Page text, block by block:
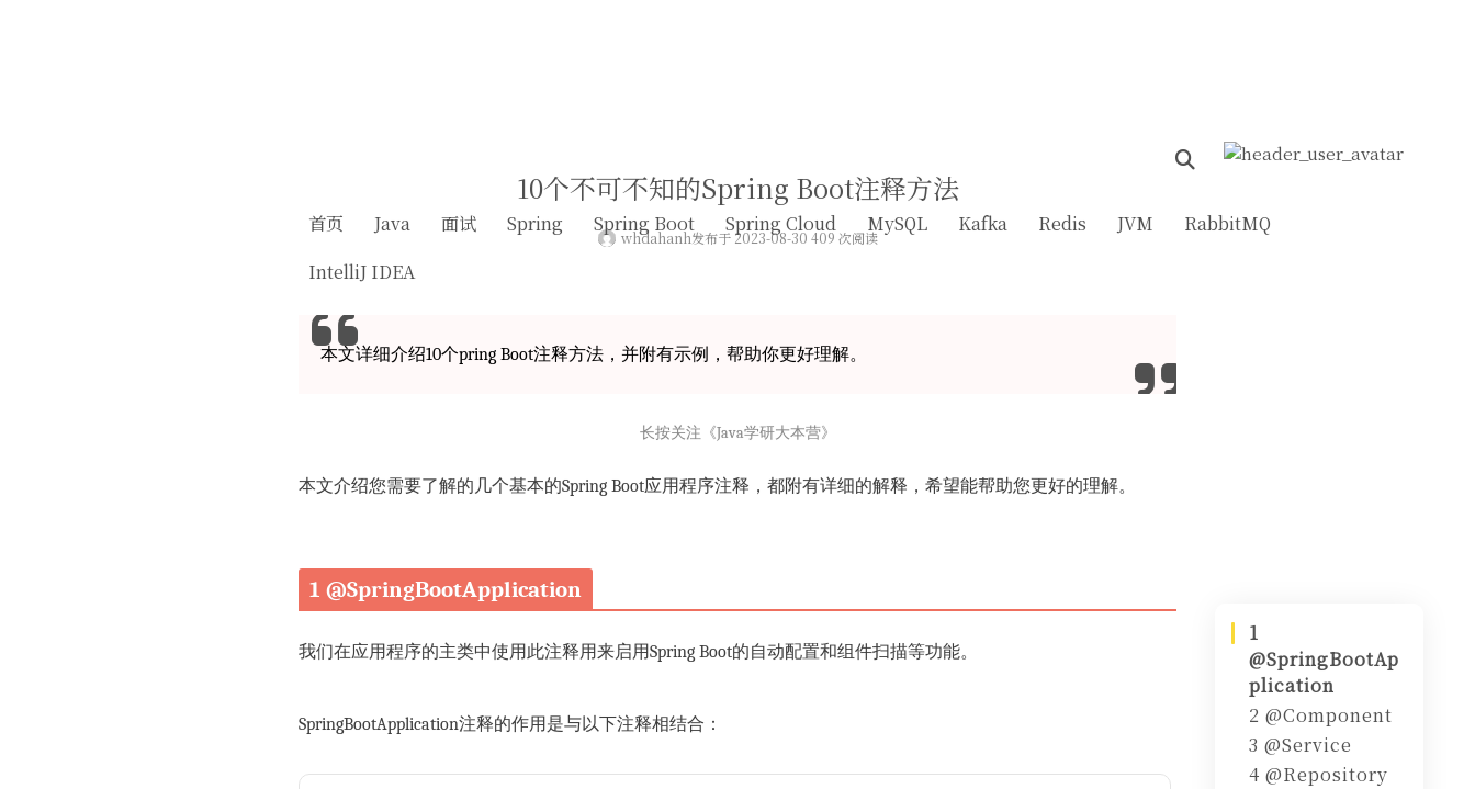
首页 Java 面试 Spring Spring Boot Spring Cloud MySQL Kafka Redis JVM
RabbitMQ
IntelliJ IDEA
10个不可不知的Spring Boot注释方法
whdahanh发布于 2023-08-30 409 次阅读
本文详细介绍10个pring Boot注释方法，并附有示例，帮助你更好理解。
长按关注《Java学研大本营》
本文介绍您需要了解的几个基本的Spring Boot应用程序注释，都附有详细的解释，希望能帮助您更好的理解。
1 @SpringBootApplication
我们在应用程序的主类中使用此注释用来启用Spring Boot的自动配置和组件扫描等功能。
SpringBootApplication注释的作用是与以下注释相结合：
1
@SpringBootAp
plication
2 @Component
3 @Service
4 @Repository